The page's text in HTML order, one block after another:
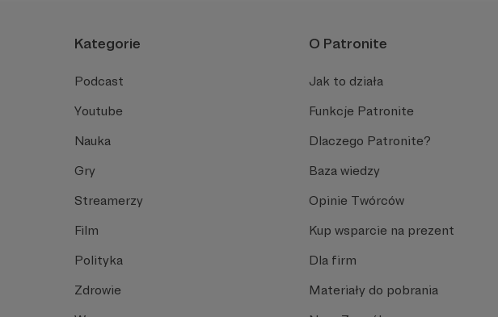
Kategorie
Podcast
Youtube
Nauka
Gry
Streamerzy
Film
Polityka
Zdrowie
O Patronite
Jak to działa
Funkcje Patronite
Dlaczego Patronite?
Baza wiedzy
Opinie Twórców
Kup wsparcie na prezent
Dla firm
Materiały do pobrania